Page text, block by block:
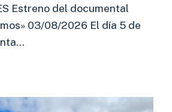
Estreno del documental
03/08/2026 El día 5 de